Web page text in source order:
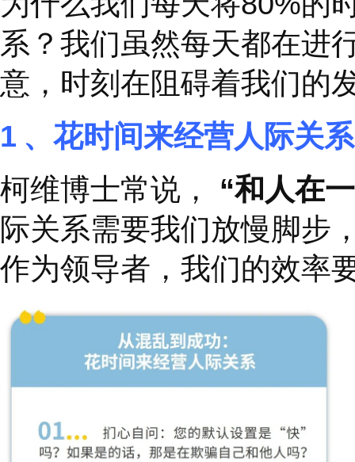
哈佛大学职业辅导局
员中，因人际沟通不
权行动协会 ”调查发现
离婚的。
为什么我们每天将80%
系？我们虽然每天都
意，时刻在阻碍着我
1、花时间来经营人际
柯维博士常说， “和